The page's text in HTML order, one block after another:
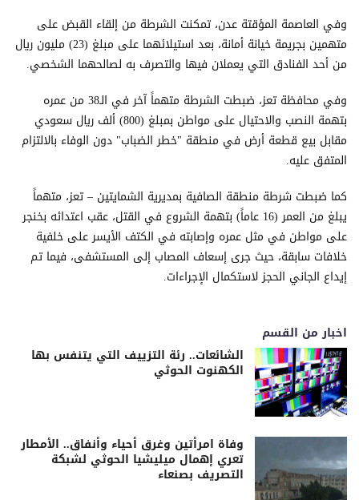
وفي العاصمة المؤقتة عدن، تمكنت الشرطة من إلقاء القبض على
متهمين بجريمة خيانة أمانة، بعد استيلائهما على مبلغ (23) مليون ريال
من أحد الفنادق التي يعملان فيها والتصرف به لصالحهما الشخصي.
وفي محافظة تعز، ضبطت الشرطة متهماً آخر في الـ38 من عمره
بتهمة النصب والاحتيال على مواطن بمبلغ (800) ألف ريال سعودي
مقابل بيع قطعة أرض في منطقة "خطر الضباب" دون الوفاء بالالتزام
المتفق عليه.
كما ضبطت شرطة منطقة الصافية بمديرية الشمايتين – تعز، متهماً
يبلغ من العمر (16 عاماً) بتهمة الشروع في القتل، عقب اعتدائه بخنجر
على مواطن في مثل عمره وإصابته في الكتف الأيسر على خلفية
خلافات سابقة، حيث جرى إسعاف المصاب إلى المستشفى، فيما تم
إيداع الجاني الحجز لاستكمال الإجراءات.
اخبار من القسم
الشائعات.. رئة التزييف التي يتنفس بها
الكهنوت الحوثي
وفاة امرأتين وغرق أحياء وأنفاق.. الأمطار
تعري إهمال ميليشيا الحوثي لشبكة
التصريف بصنعاء